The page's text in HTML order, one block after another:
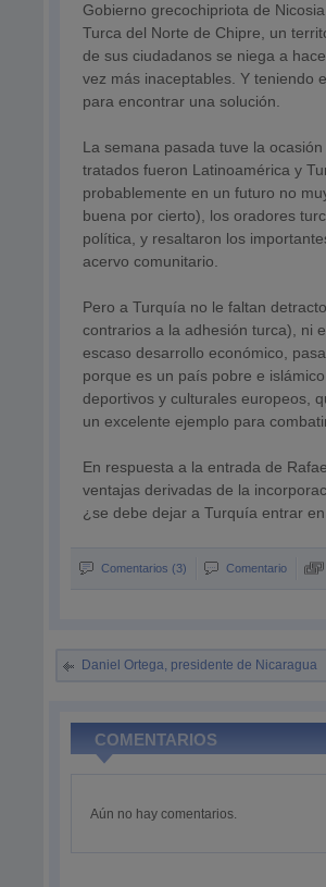
Gobierno grecochipriota de
Turca del Norte de Chipre, un
de sus ciudadanos se niega a
vez más inaceptables. Y teniendo
para encontrar una solución.
La semana pasada tuve la
tratados fueron Latinoamérica y
probablemente en un futuro no
buena por cierto), los oradores
política, y resaltaron los
acervo comunitario.
Pero a Turquía no le faltan
contrarios a la adhesión turca), ni
escaso desarrollo económico,
porque es un país pobre e
deportivos y culturales europeos,
un excelente ejemplo para
En respuesta a la entrada de
ventajas derivadas de la
¿se debe dejar a Turquía entrar
Comentarios (3) Comentario
Daniel Ortega, presidente de Nicaragua
COMENTARIOS
Aún no hay comentarios.